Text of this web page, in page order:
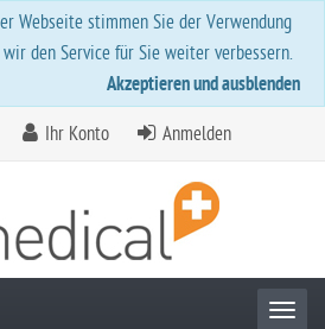
Webseite stimmen Sie der Verwendung
wir den Service für Sie weiter verbessern.
Akzeptieren und ausblenden
Ihr Konto Anmelden